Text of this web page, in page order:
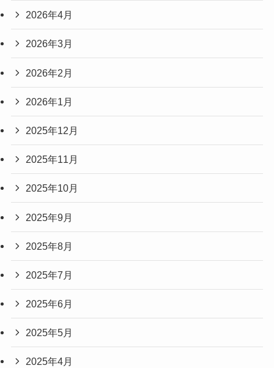
2026年4月
2026年3月
2026年2月
2026年1月
2025年12月
2025年11月
2025年10月
2025年9月
2025年8月
2025年7月
2025年6月
2025年5月
2025年4月